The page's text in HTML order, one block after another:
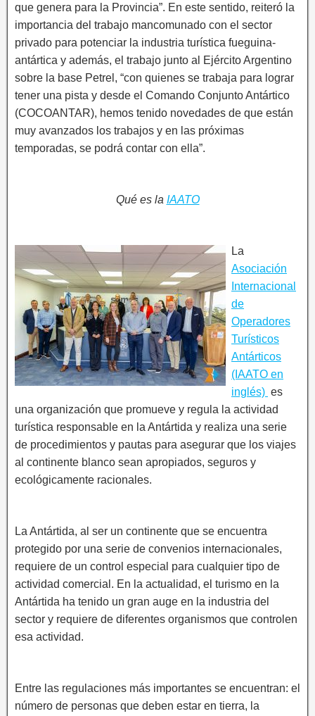
que genera para la Provincia”. En este sentido, reiteró la
importancia del trabajo mancomunado con el sector
privado para potenciar la industria turística fueguina-
antártica y además, el trabajo junto al Ejército Argentino
sobre la base Petrel, “con quienes se trabaja para lograr
tener una pista y desde el Comando Conjunto Antártico
(COCOANTAR), hemos tenido novedades de que están
muy avanzados los trabajos y en las próximas
temporadas, se podrá contar con ella”.
Qué es la IAATO
La
Asociación
Internacional
de
Operadores
Turísticos
Antárticos
(IAATO en
inglés) es
una organización que promueve y regula la actividad
turística responsable en la Antártida y realiza una serie
de procedimientos y pautas para asegurar que los viajes
al continente blanco sean apropiados, seguros y
ecológicamente racionales.
La Antártida, al ser un continente que se encuentra
protegido por una serie de convenios internacionales,
requiere de un control especial para cualquier tipo de
actividad comercial. En la actualidad, el turismo en la
Antártida ha tenido un gran auge en la industria del
sector y requiere de diferentes organismos que controlen
esa actividad.
Entre las regulaciones más importantes se encuentran: el
número de personas que deben estar en tierra, la